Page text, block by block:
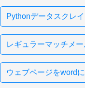
Pythonデータスクレ
レギュラーマッチメー
ウェブページをword